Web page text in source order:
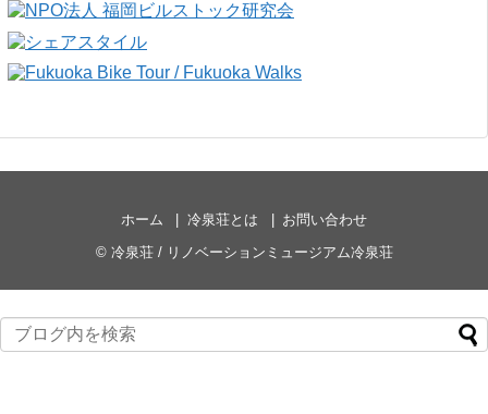
ホーム 冷泉荘とは
お問い合わせ
© 冷泉荘 / リノベーションミュージアム冷泉荘